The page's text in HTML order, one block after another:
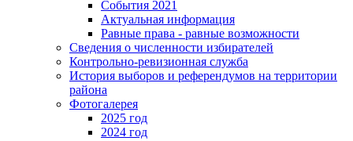
События 2021
Актуальная информация
Равные права - равные возможности
Сведения о численности избирателей
Контрольно-ревизионная служба
История выборов и референдумов на территории
района
Фотогалерея
2025 год
2024 год